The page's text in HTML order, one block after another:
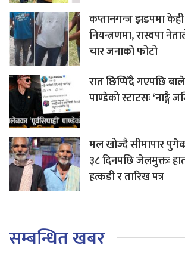
कप्तानगन्ज झडपमा केही
नियन्त्रणमा, रास्वपा
चार जनाको फोटो
रात छिप्पिँदै गएपछि
पाण्डेको स्टाटसः ‘नाङ्गै
मल खोज्दै सीमापार
३८ दिनपछि जेलमुक्तः
हत्कडी र तारिख पत्र
सम्बन्धित खबर